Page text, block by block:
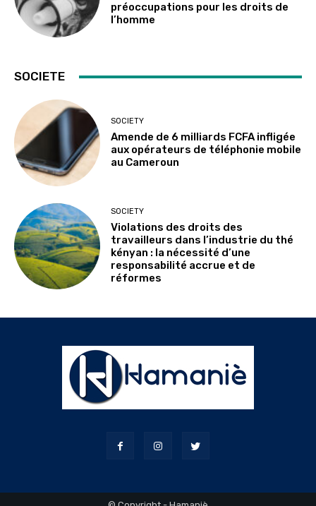
préoccupations pour les droits de
l’homme
SOCIETE
SOCIETY
Amende de 6 milliards FCFA infligée
aux opérateurs de téléphonie mobile
au Cameroun
SOCIETY
Violations des droits des
travailleurs dans l’industrie du thé
kényan : la nécessité d’une
responsabilité accrue et de
réformes